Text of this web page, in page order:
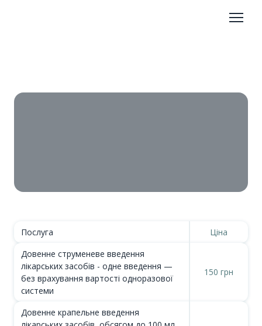
Послуга
Ціна
Довенне струменеве введення
лікарських засобів - одне введення —
без врахування вартості одноразової
системи
150 грн
Довенне крапельне введення